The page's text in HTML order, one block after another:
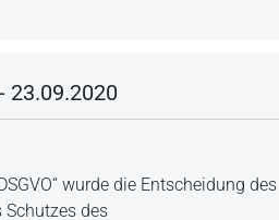
23.09.2020
wurde die Entscheidung des
Schutzes des